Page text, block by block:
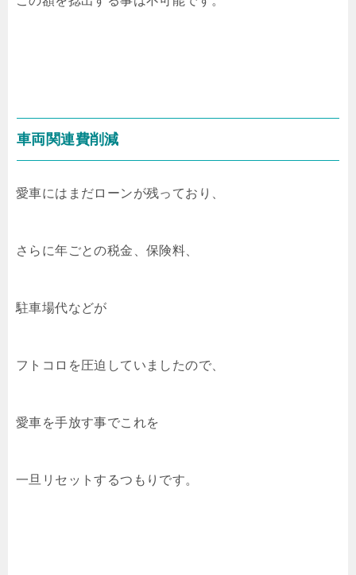
車両関連費削減
愛車にはまだローンが残っており、
さらに年ごとの税金、保険料、
駐車場代などが
フトコロを圧迫していましたので、
愛車を手放す事でこれを
一旦リセットするつもりです。